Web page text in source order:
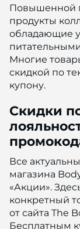
Повышенной
продукты
обладающие
Многие
скидкой по
купону.
Скидки
Все
магазина
«Акции».
конкретный
от сайта The
Бесплатным